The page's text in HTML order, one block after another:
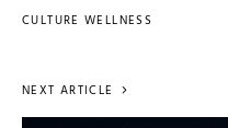
CULTURE WELLNESS
NEXT ARTICLE